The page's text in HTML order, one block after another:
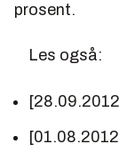
prosent.
Les også: